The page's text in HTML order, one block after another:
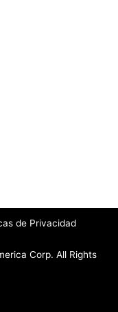
de Privacidad
Corp. All Rights